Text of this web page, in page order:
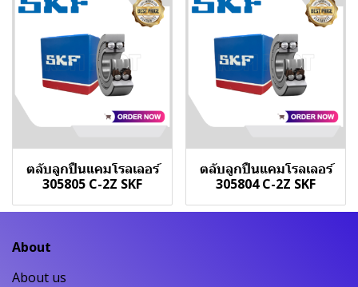
ตลับลูกปืนแคมโรลเลอร์
305805 C-2Z SKF
ตลับลูกปืนแคมโรลเลอร์
305804 C-2Z SKF
About
About us